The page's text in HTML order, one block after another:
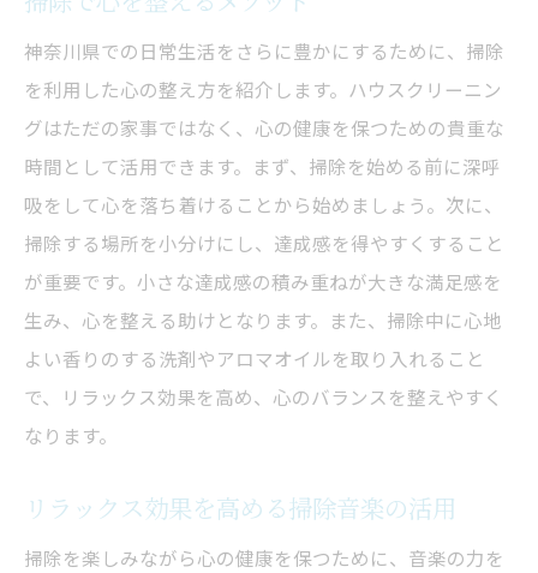
神奈川県での日常生活をさらに豊かにするために、掃除
を利用した心の整え方を紹介します。ハウスクリーニン
グはただの家事ではなく、心の健康を保つための貴重な
時間として活用できます。まず、掃除を始める前に深呼
吸をして心を落ち着けることから始めましょう。次に、
掃除する場所を小分けにし、達成感を得やすくすること
が重要です。小さな達成感の積み重ねが大きな満足感を
生み、心を整える助けとなります。また、掃除中に心地
よい香りのする洗剤やアロマオイルを取り入れること
で、リラックス効果を高め、心のバランスを整えやすく
なります。
リラックス効果を高める掃除音楽の活用
掃除を楽しみながら心の健康を保つために、音楽の力を